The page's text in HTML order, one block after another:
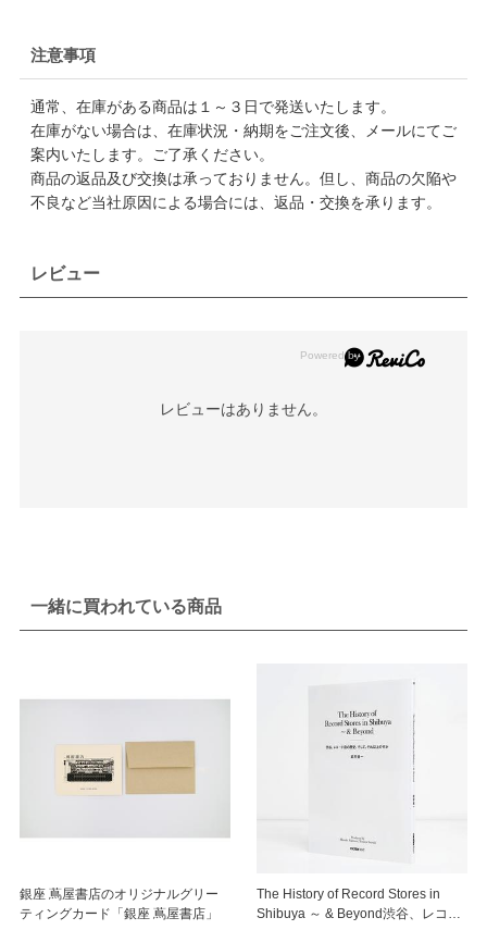
注意事項
通常、在庫がある商品は１～３日で発送いたします。
在庫がない場合は、在庫状況・納期をご注文後、メールにてご
案内いたします。ご了承ください。
商品の返品及び交換は承っておりません。但し、商品の欠陥や
不良など当社原因による場合には、返品・交換を承ります。
レビュー
レビューはありません。
一緒に買われている商品
銀座 蔦屋書店のオリジナルグリー
ティングカード「銀座 蔦屋書店」
The History of Record Stores in
Shibuya ～ & Beyond渋谷、レコー